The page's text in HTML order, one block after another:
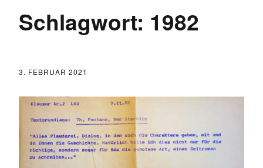
Schlagwort: 1982
3. FEBRUAR 2021